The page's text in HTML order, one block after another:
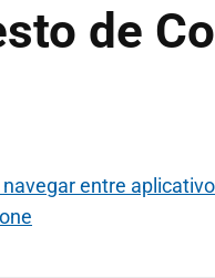
de
entre